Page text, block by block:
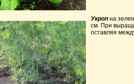
Укроп на
см. При
оставляя